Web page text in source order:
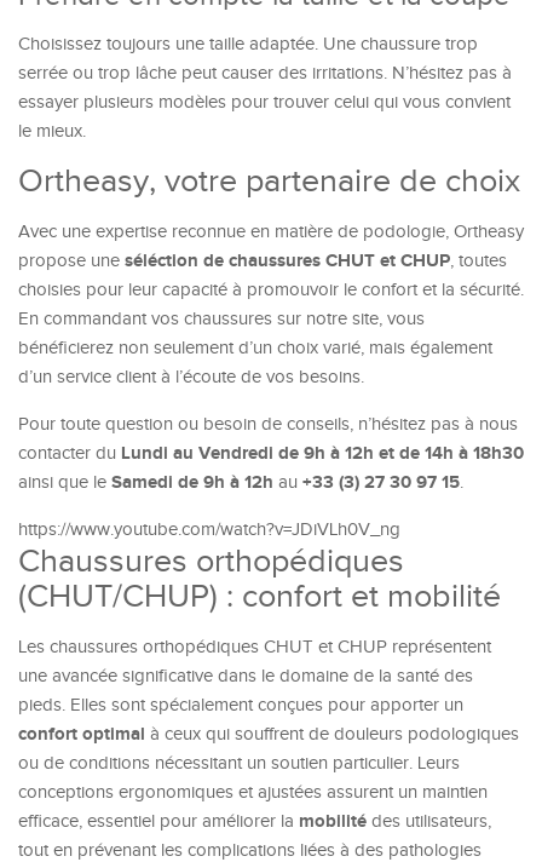
Choisissez toujours une taille adaptée. Une chaussure trop
serrée ou trop lâche peut causer des irritations. N’hésitez pas à
essayer plusieurs modèles pour trouver celui qui vous convient
le mieux.
Ortheasy, votre partenaire de choix
Avec une expertise reconnue en matière de podologie, Ortheasy
propose une séléction de chaussures CHUT et CHUP, toutes
choisies pour leur capacité à promouvoir le confort et la sécurité.
En commandant vos chaussures sur notre site, vous
bénéficierez non seulement d’un choix varié, mais également
d’un service client à l’écoute de vos besoins.
Pour toute question ou besoin de conseils, n’hésitez pas à nous
contacter du Lundi au Vendredi de 9h à 12h et de 14h à 18h30
ainsi que le Samedi de 9h à 12h au +33 (3) 27 30 97 15.
https://www.youtube.com/watch?v=JDiVLh0V_ng
Chaussures orthopédiques
(CHUT/CHUP) : confort et mobilité
Les chaussures orthopédiques CHUT et CHUP représentent
une avancée significative dans le domaine de la santé des
pieds. Elles sont spécialement conçues pour apporter un
confort optimal à ceux qui souffrent de douleurs podologiques
ou de conditions nécessitant un soutien particulier. Leurs
conceptions ergonomiques et ajustées assurent un maintien
efficace, essentiel pour améliorer la mobilité des utilisateurs,
tout en prévenant les complications liées à des pathologies